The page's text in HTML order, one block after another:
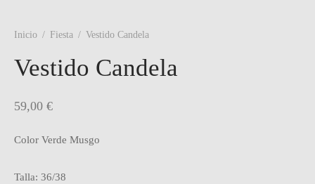
Inicio / Fiesta / Vestido Candela
Vestido Candela
59,00 €
Color Verde Musgo
Talla: 36/38